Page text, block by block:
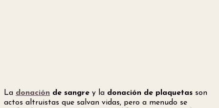
La donación de sangre y la donación de plaquetas son
actos altruistas que salvan vidas, pero a menudo se